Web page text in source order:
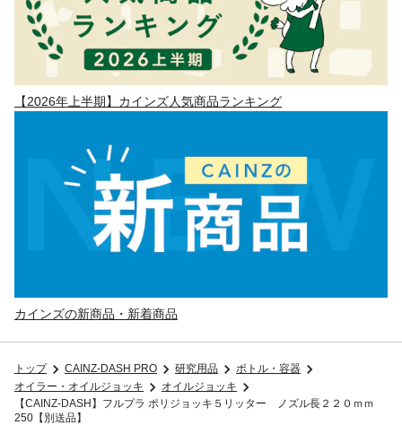
【2026年上半期】カインズ人気商品ランキング
カインズの新商品・新着商品
トップ CAINZ-DASH PRO 研究用品
ボトル・容器
オイラー・オイルジョッキ
オイルジョッキ
【CAINZ-DASH】フルプラ ポリジョッキ５リッター ノズル長２２０ｍｍ
250【別送品】